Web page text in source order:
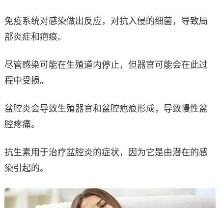
免疫系统对感染做出反应，对抗入侵的细菌，导致局
部炎症和疤痕。
尽管感染可能在生殖道内停止，但器官可能会在此过
程中受损。
盆腔炎会导致生殖器官和盆腔疤痕形成，导致慢性盆
腔疼痛。
抗生素用于治疗盆腔炎的症状，因为它是由潜在的感
染引起的。